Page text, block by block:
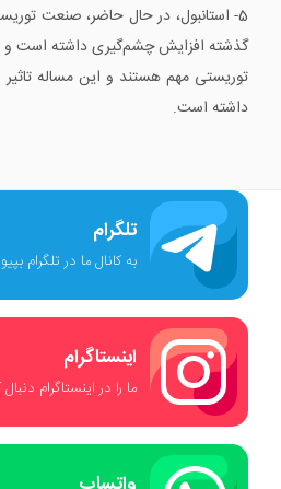
5- استانبول، در حال حاضر، صنعت
گذشته افزایش چشم‌گیری داشته است و
توریستی مهم هستند و این مساله تاثیر
داشته است.
تلگرام
به کانال ما در تلگرام
اینستاگرام
ما را در اینستاگرام دنبال